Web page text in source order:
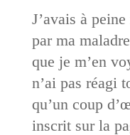
J’avais à
par ma
que je m’en
n’ai pas réagi
qu’un coup
inscrit sur la